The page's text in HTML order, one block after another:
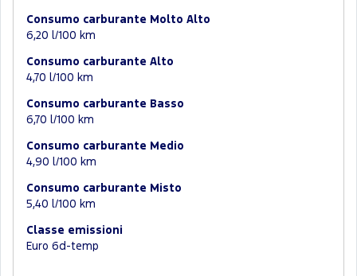
Consumo carburante Molto Alto
6,20 l/100 km
Consumo carburante Alto
4,70 l/100 km
Consumo carburante Basso
6,70 l/100 km
Consumo carburante Medio
4,90 l/100 km
Consumo carburante Misto
5,40 l/100 km
Classe emissioni
Euro 6d-temp